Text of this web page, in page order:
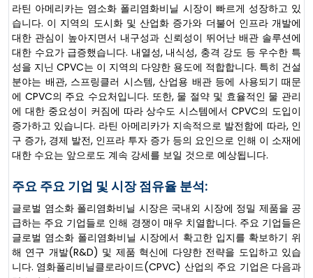
라틴 아메리카는 염소화 폴리염화비닐 시장이 빠르게 성장하고 있
습니다. 이 지역의 도시화 및 산업화 증가와 더불어 인프라 개발에
대한 관심이 높아지면서 내구성과 신뢰성이 뛰어난 배관 솔루션에
대한 수요가 급증했습니다. 내열성, 내식성, 충격 강도 등 우수한 특
성을 지닌 CPVC는 이 지역의 다양한 용도에 적합합니다. 특히 건설
분야는 배관, 스프링클러 시스템, 산업용 배관 등에 사용되기 때문
에 CPVC의 주요 수요처입니다. 또한, 물 절약 및 효율적인 물 관리
에 대한 중요성이 커짐에 따라 상수도 시스템에서 CPVC의 도입이
증가하고 있습니다. 라틴 아메리카가 지속적으로 발전함에 따라, 인
구 증가, 경제 발전, 인프라 투자 증가 등의 요인으로 인해 이 소재에
대한 수요는 앞으로도 계속 강세를 보일 것으로 예상됩니다.
주요 주요 기업 및 시장 점유율 분석:
글로벌 염소화 폴리염화비닐 시장은 국내외 시장에 정밀 제품을 공
급하는 주요 기업들로 인해 경쟁이 매우 치열합니다. 주요 기업들은
글로벌 염소화 폴리염화비닐 시장에서 확고한 입지를 확보하기 위
해 연구 개발(R&D) 및 제품 혁신에 다양한 전략을 도입하고 있습
니다. 염화폴리비닐클로라이드(CPVC) 산업의 주요 기업은 다음과